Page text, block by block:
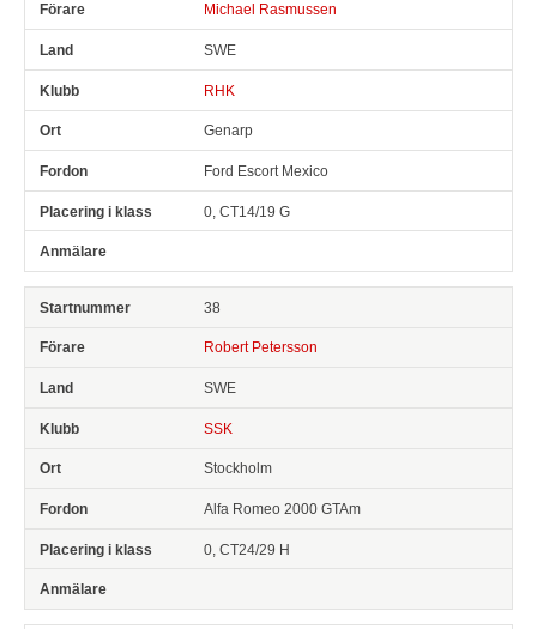
Michael Rasmussen
SWE
RHK
Genarp
Ford Escort Mexico
0, CT14/19 G
38
Robert Petersson
SWE
SSK
Stockholm
Alfa Romeo 2000 GTAm
0, CT24/29 H